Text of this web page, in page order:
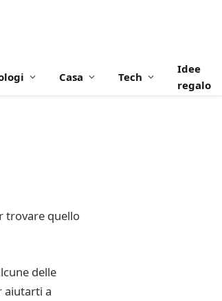
Casa Tech
Idee
regalo
trovare quello
delle
aiutarti a